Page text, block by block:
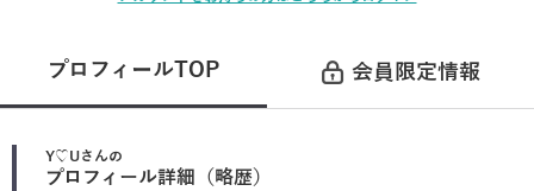
プロフィールTOP 会員限定情報
Y♡Uさんの
プロフィール詳細（略歴）